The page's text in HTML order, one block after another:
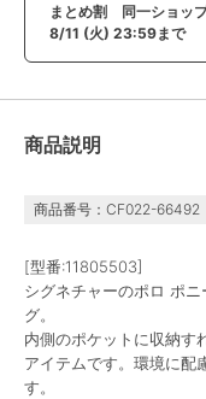
まとめ割 同一ショッ
8/11 (火) 23:59まで
商品説明
商品番号：CF022-66492
[型番:11805503]
シグネチャーのポロ ポ
グ。
内側のポケットに収納す
アイテムです。環境に配
す。